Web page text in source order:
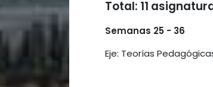
Total: 11
Semanas 25 - 36
Eje: Teorías